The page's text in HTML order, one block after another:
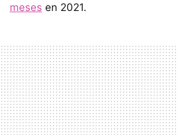
meses en 2021.